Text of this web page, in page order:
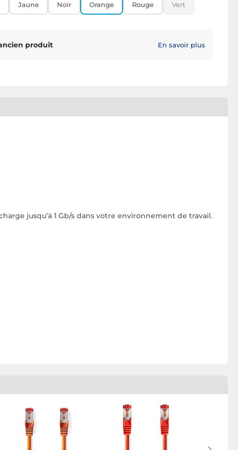
Jaune Noir Orange Rouge Vert
produit En savoir plus
jusqu’à 1 Gb/s dans votre environnement de travail.